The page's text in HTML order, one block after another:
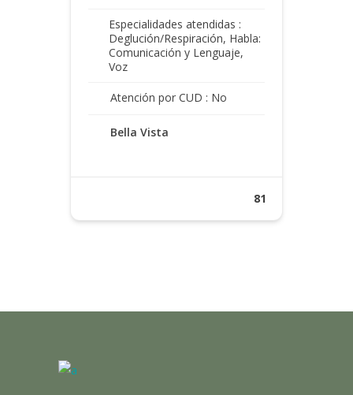
Especialidades atendidas :
Deglución/Respiración, Habla:
Comunicación y Lenguaje,
Voz
Atención por CUD : No
Bella Vista
81